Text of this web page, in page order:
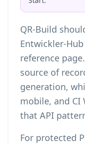
QR-Build
Entwickler-
reference
source of
generation,
mobile, and
that API
For protected